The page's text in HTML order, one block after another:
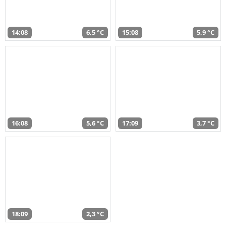
14:08 6,5 °C 15:08 5,9 °C
16:08 5,6 °C 17:09 3,7 °C
18:09 2,3 °C